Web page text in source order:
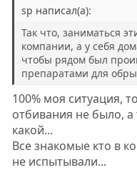
sp написал(а):
Так что, заниматься
компании, а у себя
чтобы рядом был
препаратами для
100% моя ситуация,
отбивания не было,
какой...
Все знакомые кто в
не испытывали...